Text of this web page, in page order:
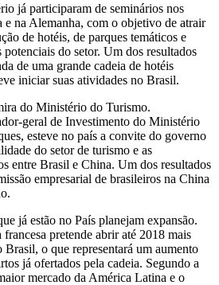
já participaram de seminários nos
e na Alemanha, com o objetivo de atrair
de hotéis, de parques temáticos e
potenciais do setor. Um dos resultados
de uma grande cadeia de hotéis
iniciar suas atividades no Brasil.
do Ministério do Turismo.
geral de Investimento do Ministério
esteve no país a convite do governo
do setor de turismo e as
entre Brasil e China. Um dos resultados
empresarial de brasileiros na China
já estão no País planejam expansão.
pretende abrir até 2018 mais
Brasil, o que representará um aumento
já ofertados pela cadeia. Segundo a
mercado da América Latina e o